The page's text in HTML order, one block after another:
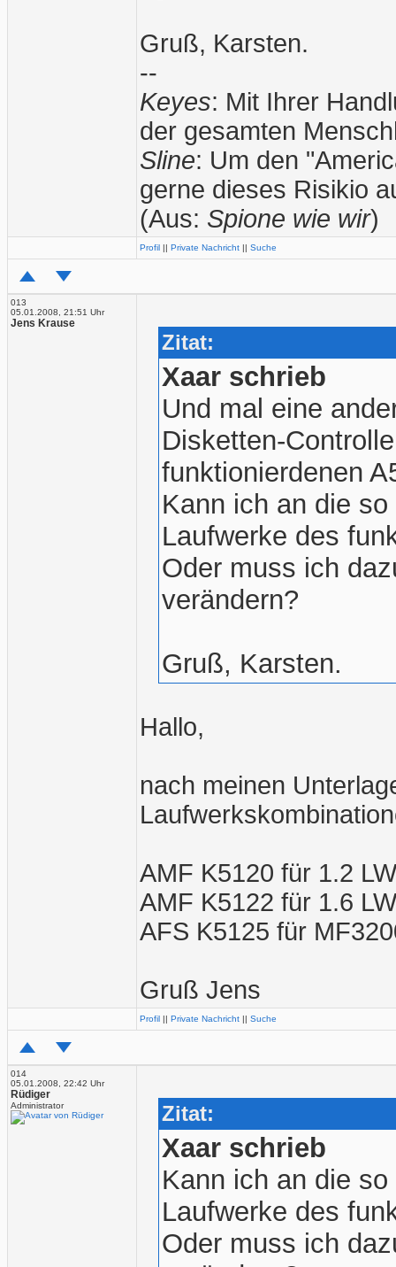
Gruß, Karsten.
--
Keyes: Mit Ihrer
der gesamten
Sline: Um den
gerne dieses Risikio
(Aus: Spione wie wir)
Profil || Private Nachricht || Suche
013
05.01.2008, 21:51 Uhr
Jens Krause
Zitat:
Xaar schrieb
Und mal eine
Disketten-
funktionierdenen
Kann ich an die
Laufwerke des
Oder muss ich
verändern?
Gruß, Karsten.
Hallo,
nach meinen
AMF K5120 für 1.2
AMF K5122 für 1.6
AFS K5125 für
Gruß Jens
Profil || Private Nachricht || Suche
014
05.01.2008, 22:42 Uhr
Rüdiger
Administrator Zitat:
Xaar schrieb
Kann ich an die
Laufwerke des
Oder muss ich